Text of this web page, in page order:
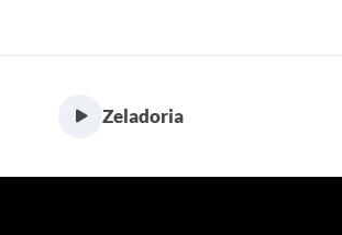
Zeladoria